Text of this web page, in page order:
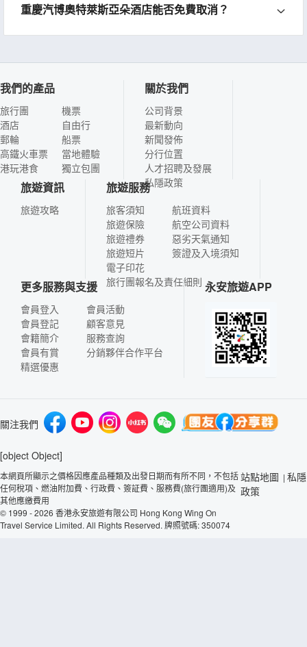
重慶汽博奧特萊斯亞朵酒店能否免費取消？
我們的產品
旅行團
酒店
郵輪
高鐵火車票
港玩港食
機票
自由行
船票
當地體驗
獨立包團
關於我們
公司背景
最新動向
新聞發佈
分行位置
人才招聘及發展
私隱政策
旅遊資訊
旅遊攻略
旅遊服務
旅客須知
旅遊保險
旅遊禮券
旅遊短片
電子印花
航班資料
航空公司資料
惡劣天氣通知
簽證及入境須知
旅行團報名及責任細則
更多服務與支援
會員登入
會員登記
會籍簡介
會員有賞
精選優惠
會員活動
顧客意見
服務查詢
分銷夥伴合作平台
永安旅遊APP
關注我們
[object Object]
本網頁所顯示之價格因應產品種類及出發日期而有所不同，不包括
任何稅項、燃油附加費、行政費、簽証費、服務費(旅行團適用)及
其他應繳費用
© 1999 - 2026 香港永安旅遊有限公司 Hong Kong Wing On
Travel Service Limited. All Rights Reserved. 牌照號碼: 350074
站點地圖 | 私隱
政策